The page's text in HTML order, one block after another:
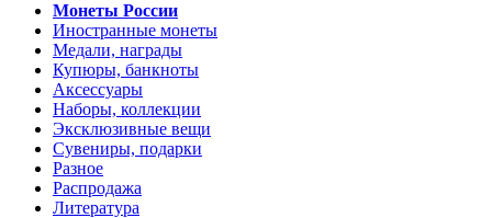
Монеты России
Иностранные монеты
Медали, награды
Купюры, банкноты
Аксессуары
Наборы, коллекции
Эксклюзивные вещи
Сувениры, подарки
Разное
Распродажа
Литература